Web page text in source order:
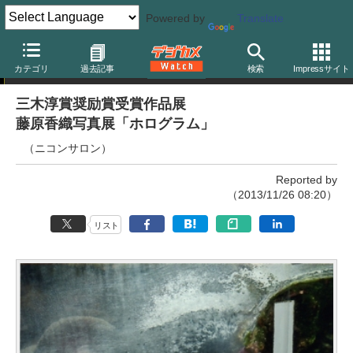
Powered by Translate
カテゴリ 過去記事 検索 Impressサイト
写真展
三木淳賞奨励賞受賞作品展
藤原香織写真展「ホログラム」
（ニコンサロン）
Reported by
（2013/11/26 08:20）
リスト